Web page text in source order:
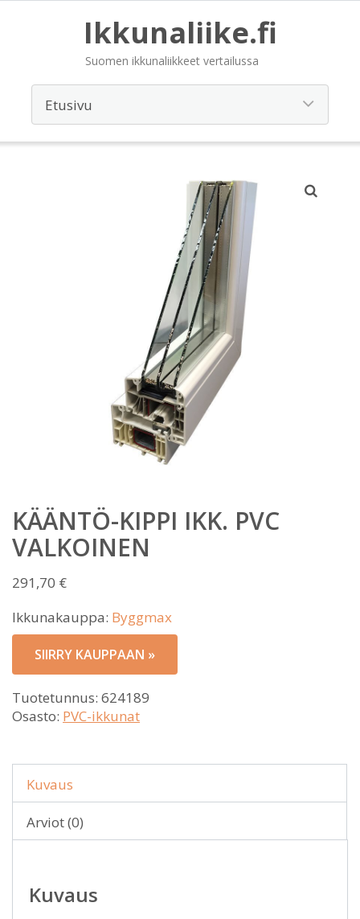
Ikkunaliike.fi
Suomen ikkunaliikkeet vertailussa
KÄÄNTÖ-KIPPI IKK. PVC
VALKOINEN
291,70 €
Ikkunakauppa: Byggmax
SIIRRY KAUPPAAN »
Tuotetunnus: 624189
Osasto: PVC-ikkunat
Kuvaus
Arviot (0)
Kuvaus